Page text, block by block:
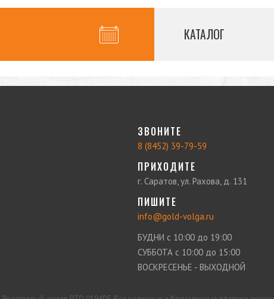
КАТАЛОГ
ЗВОНИТЕ
8 (8452) 39-79-59
ПРИХОДИТЕ
г. Саратов, ул. Рахова, д. 131
ПИШИТЕ
info@gold-volga.ru
БУДНИ с 10:00 до 19:00
СУББОТА с 10:00 до 15:00
ВОСКРЕСЕНЬЕ - ВЫХОДНОЙ